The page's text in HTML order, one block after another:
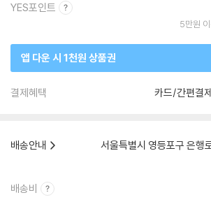
YES포인트
5만원
앱 다운 시 1천원 상품권
결제혜택 카드/간편결
배송안내
서울특별시 영등포구 은행
배송비